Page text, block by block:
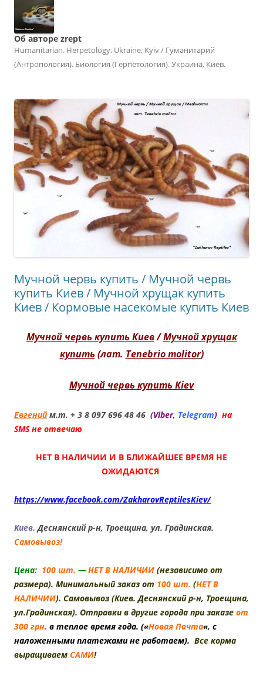
Об авторе zrept
Humanitarian. Herpetology. Ukraine, Kyiv / Гуманитарий
(Антропология). Биология (Герпетология). Украина, Киев.
Мучной червь купить / Мучной червь
купить Киев / Мучной хрущак купить
Киев / Кормовые насекомые купить Киев
Мучной червь купить Киев/Мучной хрущак
купить (лат. Tenebrio molitor)
Мучной червь купить Kiev
Евгенийм.т. + 3 8 097 696 48 46 (Viber, Telegram) на
SMS не отвечаю
НЕТ В НАЛИЧИИ И В БЛИЖАЙШЕЕ ВРЕМЯ НЕ
ОЖИДАЮТСЯ
https://www.facebook.com/ZakharovReptilesKiev/
Киев. Деснянский р-н, Троещина, ул. Градинская.
Самовывоз!
Цена: 100 шт. — НЕТ В НАЛИЧИИ (независимо от
размера). Минимальный заказ от 100 шт. (НЕТ В
НАЛИЧИИ). Самовывоз (Киев. Деснянский р-н, Троещина,
ул.Градинская). Отправки в другие города при заказе от
300 грн. в теплое время года. («Новая Почта«, с
наложенными платежами не работаем). Все корма
выращиваем САМИ!